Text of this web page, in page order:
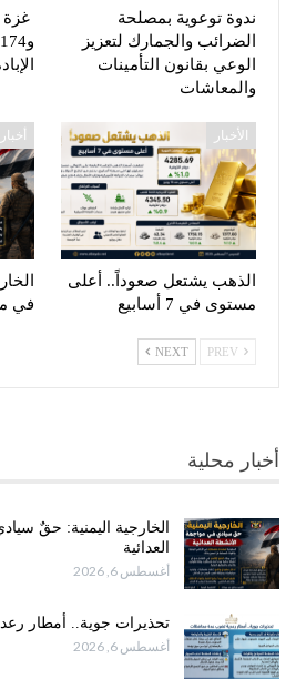
ندوة توعوية بمصلحة
الضرائب والجمارك لتعزيز
الوعي بقانون التأمينات
والمعاشات
الأخبار
الذهب يشتعل صعوداً.. أعلى
مستوى في 7 أسابيع
في
NEXT
أخبار محلية
الخارجية اليمنية: حقٌ
العدائية
أغسطس 6, 2026
تحذيرات جوية.. أمطار
أغسطس 6, 2026